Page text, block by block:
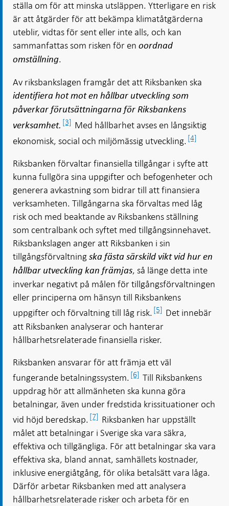
ställa om för att minska utsläppen. Ytterligare en risk
är att åtgärder för att bekämpa klimatåtgärderna
uteblir, vidtas för sent eller inte alls, och kan
sammanfattas som risken för en oordnad
omställning.
Av riksbankslagen framgår det att Riksbanken ska
identifiera hot mot en hållbar utveckling som
påverkar förutsättningarna för Riksbankens
verksamhet. [3] Med hållbarhet avses en långsiktig
ekonomisk, social och miljömässig utveckling. [4]
Riksbanken förvaltar finansiella tillgångar i syfte att
kunna fullgöra sina uppgifter och befogenheter och
generera avkastning som bidrar till att finansiera
verksamheten. Tillgångarna ska förvaltas med låg
risk och med beaktande av Riksbankens ställning
som centralbank och syftet med tillgångsinnehavet.
Riksbankslagen anger att Riksbanken i sin
tillgångsförvaltning ska fästa särskild vikt vid hur en
hållbar utveckling kan främjas, så länge detta inte
inverkar negativt på målen för tillgångsförvaltningen
eller principerna om hänsyn till Riksbankens
uppgifter och förvaltning till låg risk. [5] Det innebär
att Riksbanken analyserar och hanterar
hållbarhetsrelaterade finansiella risker.
Riksbanken ansvarar för att främja ett väl
fungerande betalningssystem. [6] Till Riksbankens
uppdrag hör att allmänheten ska kunna göra
betalningar, även under fredstida krissituationer och
vid höjd beredskap. [7] Riksbanken har uppställt
målet att betalningar i Sverige ska vara säkra,
effektiva och tillgängliga. För att betalningar ska vara
effektiva ska, bland annat, samhällets kostnader,
inklusive energiåtgång, för olika betalsätt vara låga.
Därför arbetar Riksbanken med att analysera
hållbarhetsrelaterade risker och arbeta för en